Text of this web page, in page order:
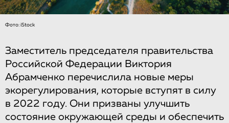
Фото: iStock
Заместитель председателя правительства
Российской Федерации Виктория
Абрамченко перечислила новые меры
экорегулирования, которые вступят в силу
в 2022 году. Они призваны улучшить
состояние окружающей среды и обеспечить